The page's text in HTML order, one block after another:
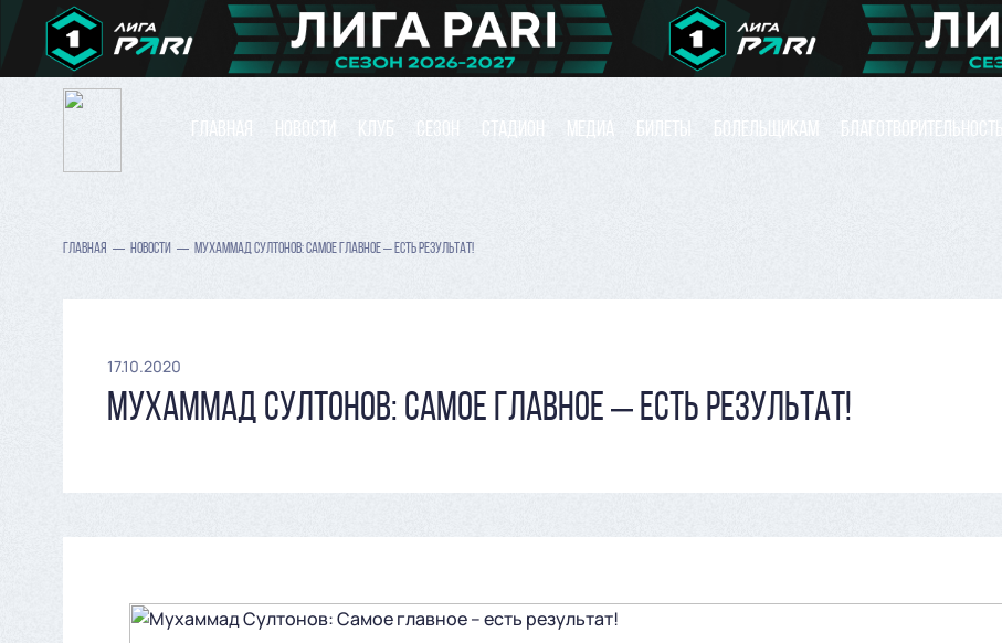
ГЛАВНАЯ НОВОСТИ КЛУБ СЕЗОН СТАДИОН МЕДИА БИЛЕТЫ БОЛЕЛЬЩИКАМ БЛАГОТВОРИТЕЛЬНОСТЬ
ГЛАВНАЯ НОВОСТИ МУХАММАД СУЛТОНОВ: САМОЕ ГЛАВНОЕ – ЕСТЬ РЕЗУЛЬТАТ!
17.10.2020
МУХАММАД СУЛТОНОВ: САМОЕ ГЛАВНОЕ – ЕСТЬ РЕЗУЛЬТАТ!